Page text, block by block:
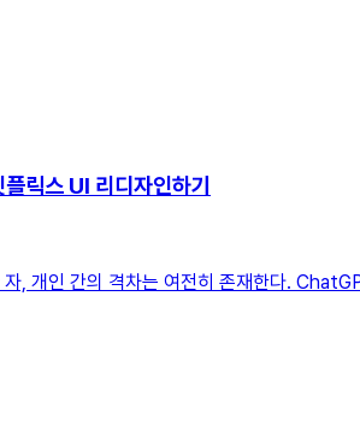
릭스 UI 리디자인하기
, 개인 간의 격차는 여전히 존재한다.